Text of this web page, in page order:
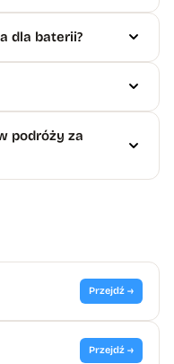
dla baterii?
podróży za
Przejdź →
Przejdź →